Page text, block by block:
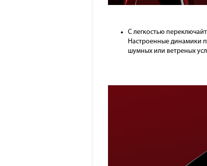
С легкостью
Настроенные динамики
шумных или ветреных